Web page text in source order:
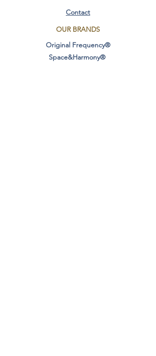
Contact
OUR BRANDS
Original Frequency®
Space&Harmony®